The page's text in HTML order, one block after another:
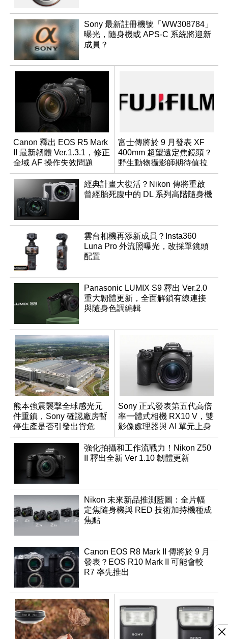
Sony 最新註冊機號「WW308784」
曝光，隨身機或 APS-C 系統將迎新
成員？
Canon 釋出 EOS R5 Mark
II 最新韌體 Ver.1.3.1，修正
全域 AF 操作失效問題
富士傳將於 9 月發表 XF
400mm 超望遠定焦鏡頭？
野生動物攝影師期待值拉
滿
經典計畫大復活？Nikon 傳將重啟
曾經胎死腹中的 DL 系列高階隨身機
雲台相機再添新成員？Insta360
Luna Pro 外流照曝光，改採單鏡頭
配置
Panasonic LUMIX S9 釋出 Ver.2.0
重大韌體更新，全面解鎖有線連接
與隨身色調編輯
熊本強震襲擊全球感光元
件重鎮，Sony 確認廠房暫
停生產是否引發出貨危
機？
Sony 正式發表第五代高倍
率一體式相機 RX10 V，雙
影像處理器與 AI 單元上身
強化拍攝和工作流戰力！Nikon Z50
II 釋出全新 Ver 1.10 韌體更新
Nikon 未來新品推測藍圖：全片幅
定焦隨身機與 RED 技術加持機種成
焦點
Canon EOS R8 Mark II 傳將於 9 月
發表？EOS R10 Mark II 可能會較
R7 率先推出